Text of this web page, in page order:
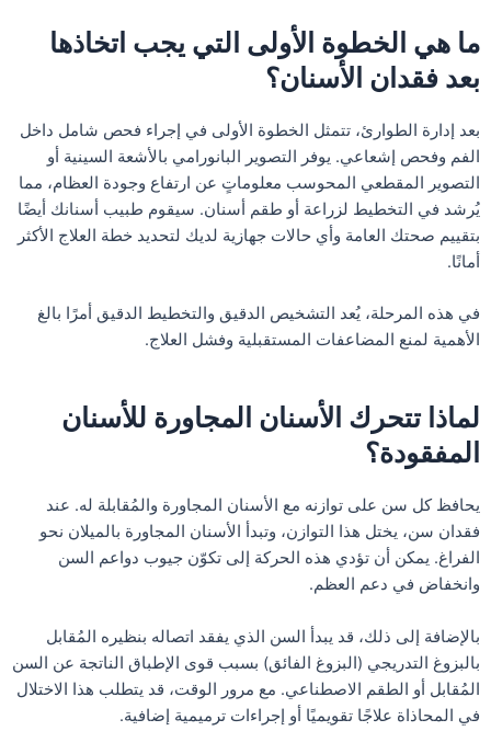
ما هي الخطوة الأولى التي يجب اتخاذها
بعد فقدان الأسنان؟
بعد إدارة الطوارئ، تتمثل الخطوة الأولى في إجراء فحص شامل داخل
الفم وفحص إشعاعي. يوفر التصوير البانورامي بالأشعة السينية أو
التصوير المقطعي المحوسب معلوماتٍ عن ارتفاع وجودة العظام، مما
يُرشد في التخطيط لزراعة أو طقم أسنان. سيقوم طبيب أسنانك أيضًا
بتقييم صحتك العامة وأي حالات جهازية لديك لتحديد خطة العلاج الأكثر
أمانًا.
في هذه المرحلة، يُعد التشخيص الدقيق والتخطيط الدقيق أمرًا بالغ
الأهمية لمنع المضاعفات المستقبلية وفشل العلاج.
لماذا تتحرك الأسنان المجاورة للأسنان
المفقودة؟
يحافظ كل سن على توازنه مع الأسنان المجاورة والمُقابلة له. عند
فقدان سن، يختل هذا التوازن، وتبدأ الأسنان المجاورة بالميلان نحو
الفراغ. يمكن أن تؤدي هذه الحركة إلى تكوّن جيوب دواعم السن
وانخفاض في دعم العظم.
بالإضافة إلى ذلك، قد يبدأ السن الذي يفقد اتصاله بنظيره المُقابل
بالبزوغ التدريجي (البزوغ الفائق) بسبب قوى الإطباق الناتجة عن السن
المُقابل أو الطقم الاصطناعي. مع مرور الوقت، قد يتطلب هذا الاختلال
في المحاذاة علاجًا تقويميًا أو إجراءات ترميمية إضافية.